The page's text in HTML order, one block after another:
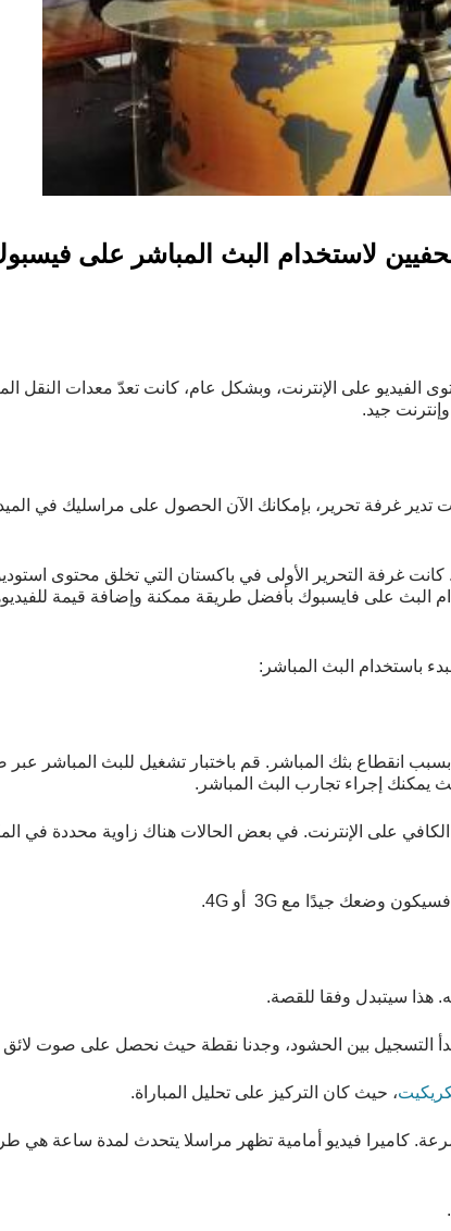
لاستخدام البث المباشر على
محتوى الفيديو على الإنترنت، وبشكل عام، كانت تعدّ معدات
جيد.
غرفة تحرير، بإمكانك الآن الحصول على مراسليك في
غرفة التحرير الأولى في باكستان التي تخلق محتوى
البث على فايسبوك بأفضل طريقة ممكنة وإضافة قيمة
باستخدام البث المباشر:
بسبب انقطاع بثك المباشر. قم باختبار تشغيل للبث
يمكنك إجراء تجارب البث المباشر.
على الإنترنت. في بعض الحالات هناك زاوية محددة في
هذا سيتبدل وفقا للقصة.
التسجيل بين الحشود، وجدنا نقطة حيث نحصل على صوت لائق
، حيث كان التركيز على تحليل المباراة.
كاميرا فيديو أمامية تظهر مراسلا يتحدث لمدة ساعة هي